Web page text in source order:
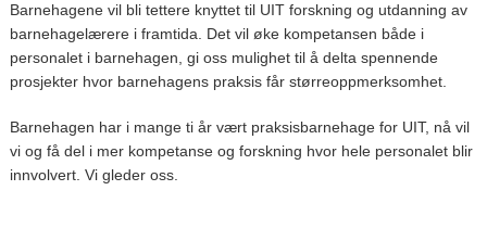
Barnehagene vil bli tettere knyttet til UIT forskning og utdanning av
barnehagelærere i framtida. Det vil øke kompetansen både i
personalet i barnehagen, gi oss mulighet til å delta spennende
prosjekter hvor barnehagens praksis får størreoppmerksomhet.
Barnehagen har i mange ti år vært praksisbarnehage for UIT, nå vil
vi og få del i mer kompetanse og forskning hvor hele personalet blir
innvolvert. Vi gleder oss.